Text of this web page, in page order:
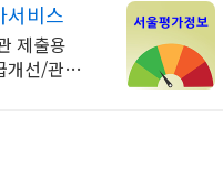
서비스
제출용
개선/관리